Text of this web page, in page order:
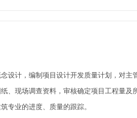
计，编制项目设计开发质量计划，对主
现场调查资料，审核确定项目工程量及
专业的进度、质量的跟踪。